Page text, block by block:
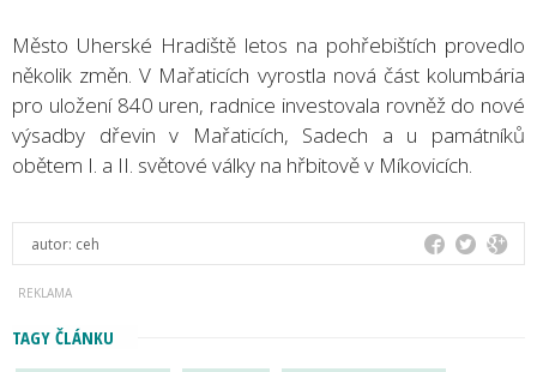
Město Uherské Hradiště letos na pohřebištích provedlo
několik změn. V Mařaticích vyrostla nová část kolumbária
pro uložení 840 uren, radnice investovala rovněž do nové
výsadby dřevin v Mařaticích, Sadech a u památníků
obětem I. a II. světové války na hřbitově v Míkovicích.
autor: ceh
TAGY ČLÁNKU